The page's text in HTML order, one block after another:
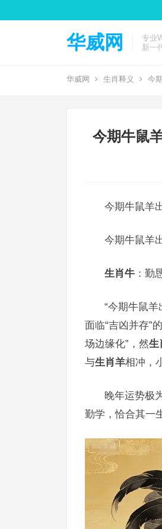
华威网
专业
新一
华威网 生肖释义 今
今期牛鼠
今期牛鼠羊
今期牛鼠羊
生肖牛 ：勤
“今期牛鼠
面临“吉凶并存”
场边缘化”，然生
与生肖羊相冲，
晚年运势极
勤学，恰合其一